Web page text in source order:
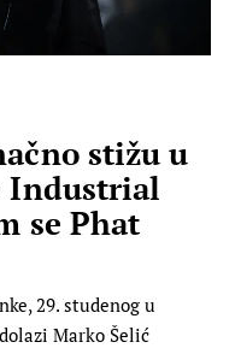
stižu u
Industrial
se Phat
29. studenog u
Marko Šelić